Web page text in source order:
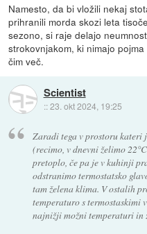
Namesto, da bi vložili nekaj
prihranili morda skozi leta
sezono, si raje delajo
strokovnjakom, ki nimajo
čim več.
Scientist
::23. okt 2024, 19:25
Zaradi tega v prostoru kateri
(recimo, v dnevni želimo
pretoplo, če pa je v kuhinji
odstranimo termostatsko
tam želena klima. V ostalih
temperaturo s termostaskimi
najnižji možni temperaturi in